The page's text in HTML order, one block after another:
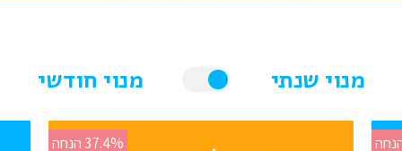
מנוי שנתי מנוי חודשי
37.4% הנחה